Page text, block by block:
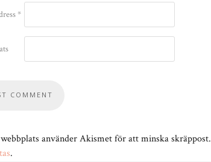
*
använder Akismet för att minska skräppost.
.